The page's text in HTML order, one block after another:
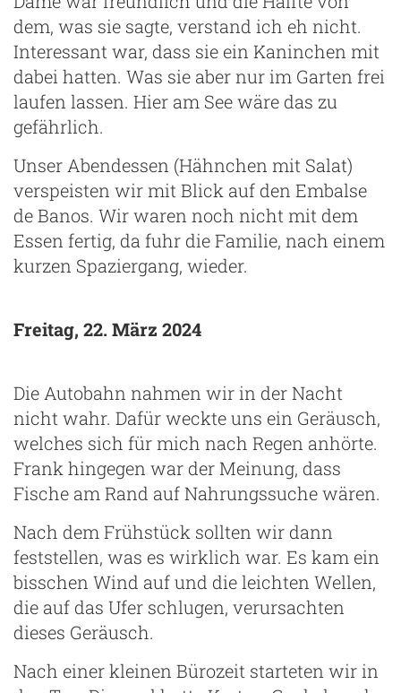
dem, was sie sagte, verstand ich eh nicht.
Interessant war, dass sie ein Kaninchen mit
dabei hatten. Was sie aber nur im Garten frei
laufen lassen. Hier am See wäre das zu
gefährlich.
Unser Abendessen (Hähnchen mit Salat)
verspeisten wir mit Blick auf den Embalse
de Banos. Wir waren noch nicht mit dem
Essen fertig, da fuhr die Familie, nach einem
kurzen Spaziergang, wieder.
Freitag, 22. März 2024
Die Autobahn nahmen wir in der Nacht
nicht wahr. Dafür weckte uns ein Geräusch,
welches sich für mich nach Regen anhörte.
Frank hingegen war der Meinung, dass
Fische am Rand auf Nahrungssuche wären.
Nach dem Frühstück sollten wir dann
feststellen, was es wirklich war. Es kam ein
bisschen Wind auf und die leichten Wellen,
die auf das Ufer schlugen, verursachten
dieses Geräusch.
Nach einer kleinen Bürozeit starteten wir in